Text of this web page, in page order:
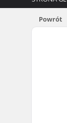
Powrót